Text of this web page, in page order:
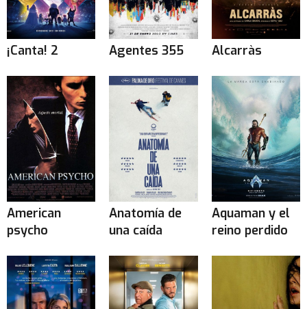
¡Canta! 2 Agentes 355 Alcarràs
American
psycho
Anatomía de
una caída
Aquaman y el
reino perdido